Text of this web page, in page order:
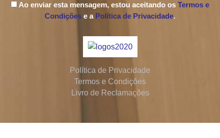
Ao enviar esta mensagem, estou aceitando os Termos e
Condições e a Política de Privacidade.
Política de Privacidade
Termos e Condições
Livro de Reclamações